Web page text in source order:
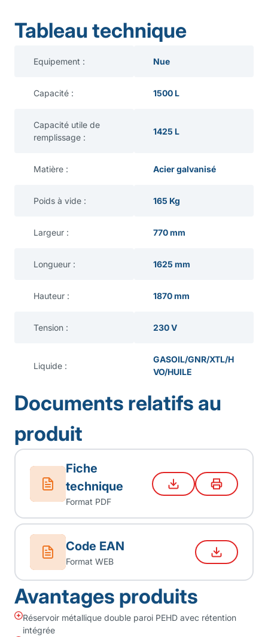
Tableau technique
Equipement : Nue
Capacité : 1500 L
Capacité utile de
remplissage :
1425 L
Matière : Acier galvanisé
Poids à vide : 165 Kg
Largeur : 770 mm
Longueur : 1625 mm
Hauteur : 1870 mm
Tension : 230 V
Liquide :
GASOIL/GNR/XTL/H
VO/HUILE
Documents relatifs au
produit
Fiche
technique
Format PDF
Code EAN
Format WEB
Avantages produits
Réservoir métallique double paroi PEHD avec rétention
intégrée